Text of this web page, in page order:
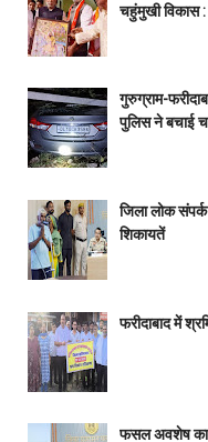
चहुंमुखी विकास :
गुरुग्राम-
पुलिस ने बचाई
जिला लोक
शिकायतें
फरीदाबाद में
फसल अवशेष का